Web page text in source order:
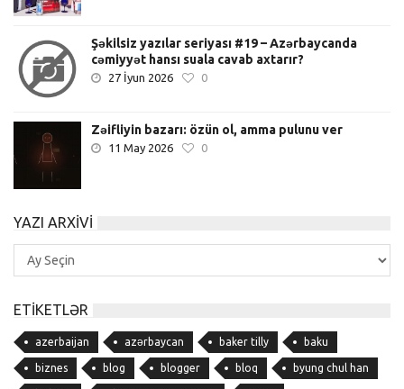
Şəkilsiz yazılar seriyası #19 – Azərbaycanda
cəmiyyət hansı suala cavab axtarır?
27 İyun 2026 0
Zəifliyin bazarı: özün ol, amma pulunu ver
11 May 2026 0
YAZI ARXIVI
Yazı
Arxivi
ETIKETLƏR
azerbaijan azərbaycan baker tilly baku
biznes blog blogger bloq byung chul han